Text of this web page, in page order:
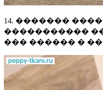
14. �������
�����������
��� ������ �